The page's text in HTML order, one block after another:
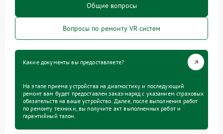
Общие вопросы
Вопросы по ремонту VR систем
Какие документы вы предоставляете?
На этапе приема устройства на диагностику и последующий
ремонт вам будет предоставлен заказ-наряд с указанием страховых
обязательств на ваше устройство. Далее, после выполнения работ
по ремонту техники, вы получите акт выполненных работ и
гарантийный талон.